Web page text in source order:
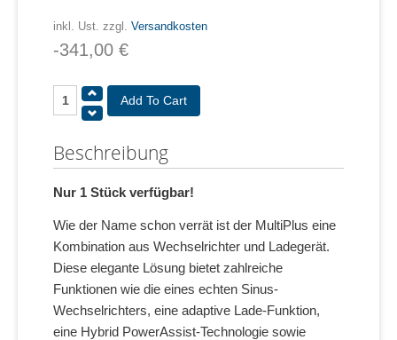
inkl. Ust. zzgl. Versandkosten
-341,00 €
Beschreibung
Nur 1 Stück verfügbar!
Wie der Name schon verrät ist der MultiPlus eine
Kombination aus Wechselrichter und Ladegerät.
Diese elegante Lösung bietet zahlreiche
Funktionen wie die eines echten Sinus-
Wechselrichters, eine adaptive Lade-Funktion,
eine Hybrid PowerAssist-Technologie sowie